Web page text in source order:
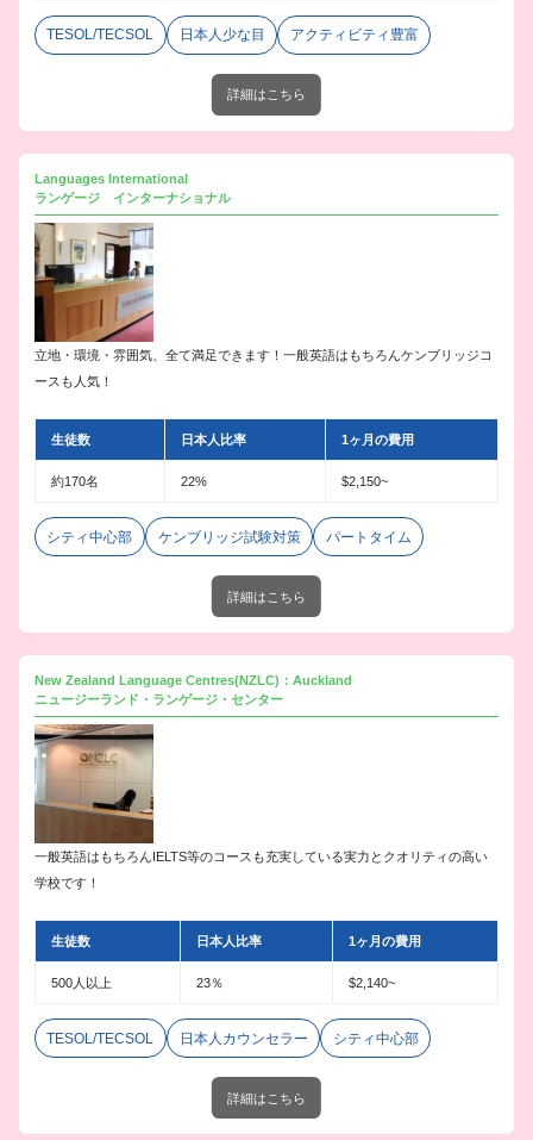
TESOL/TECSOL 日本人少な目 アクティビティ豊富
詳細はこちら
Languages International
ランゲージ インターナショナル
立地・環境・雰囲気、全て満足できます！一般英語はもちろんケンブリッジコ
ースも人気！
生徒数 日本人比率 1ヶ月の費用
約170名 22% $2,150~
シティ中心部 ケンブリッジ試験対策 パートタイム
詳細はこちら
New Zealand Language Centres(NZLC)：Auckland
ニュージーランド・ランゲージ・センター
一般英語はもちろんIELTS等のコースも充実している実力とクオリティの高い
学校です！
生徒数 日本人比率 1ヶ月の費用
500人以上 23％ $2,140~
TESOL/TECSOL 日本人カウンセラー シティ中心部
詳細はこちら